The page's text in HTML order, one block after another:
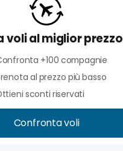
voli al miglior prezzo
+100 compagnie
al prezzo più basso
sconti riservati
Confronta voli